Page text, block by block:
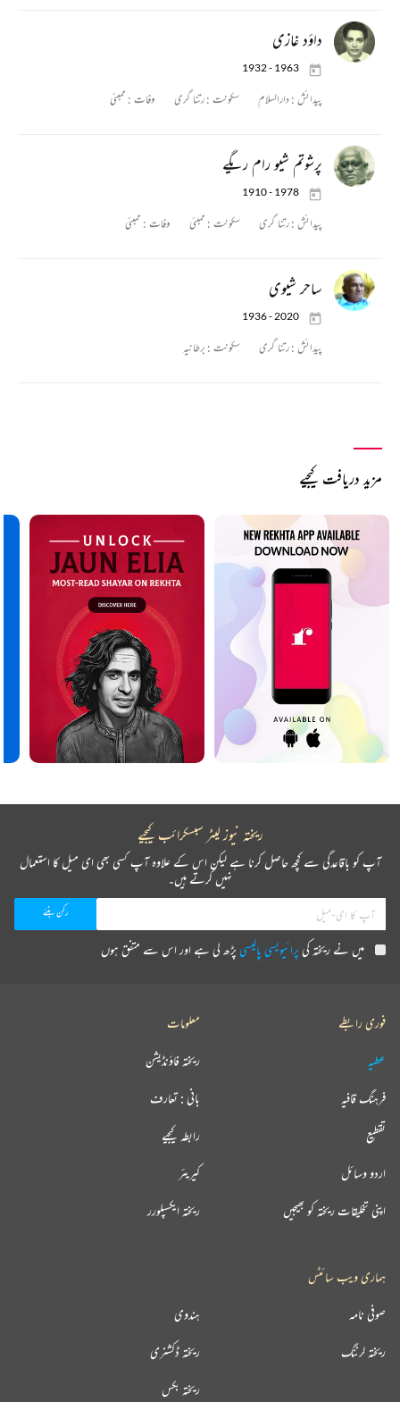
داؤد غازی
1932 - 1963
پیدائش :دارالسلام سکونت :رتنا گری وفات : ممبئی
پرشوتم شیو رام ریگے
1910 - 1978
پیدائش :رتنا گری سکونت : ممبئی وفات : ممبئی
ساحر شیوی
1936 - 2020
پیدائش :رتنا گری سکونت :برطانیہ
مزید دریافت کیجیے
ریختہ نیوز لیٹر سبسکرائب کیجیے
آپ کو باقاعدگی سے کچھ حاصل کرنا ہے لیکن اس کے علاوہ آپ کسی بھی ای میل کا استعمال
نہیں کرتے ہیں۔
میں نے ریختہ کیپرائیویسی پالیسیپڑھ لی ہے اور اس سے متفق ہوں
فوری رابطے
عطیہ
فرہنگ قافیہ
تقطیع
اردو وسائل
اپنی تخلیقات ریختہ کو بھیجیں
معلومات
ریختہ فاؤنڈیشن
بانی : تعارف
رابطہ کیجیے
کیریئر
ریختہ ایکسپلورر
ہماری ویب سائٹس
ہندوی صوفی نامہ
ریختہ ڈکشنری ریختہ لرننگ
ریختہ بکس